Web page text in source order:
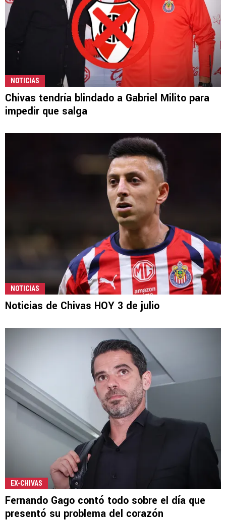
NOTICIAS
Chivas tendría blindado a Gabriel Milito para
impedir que salga
NOTICIAS
Noticias de Chivas HOY 3 de julio
EX-CHIVAS
Fernando Gago contó todo sobre el día que
presentó su problema del corazón